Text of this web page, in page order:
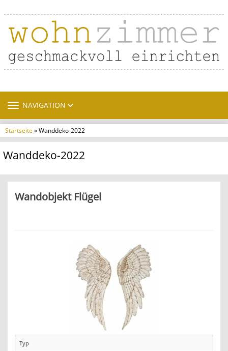
TOGGLE NAVIGATION
NAVIGATION
Startseite» Wanddeko-2022
Wanddeko-2022
Wandobjekt Flügel
Typ